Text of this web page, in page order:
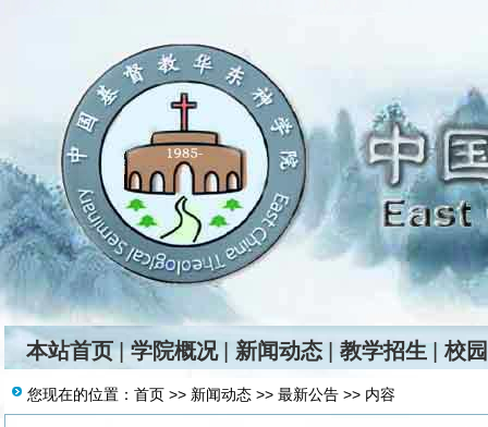
本站首页 |学院概况 新闻动态 教学招生 校
您现在的位置： 首页 >> 新闻动态 >> 最新公告 >> 内容